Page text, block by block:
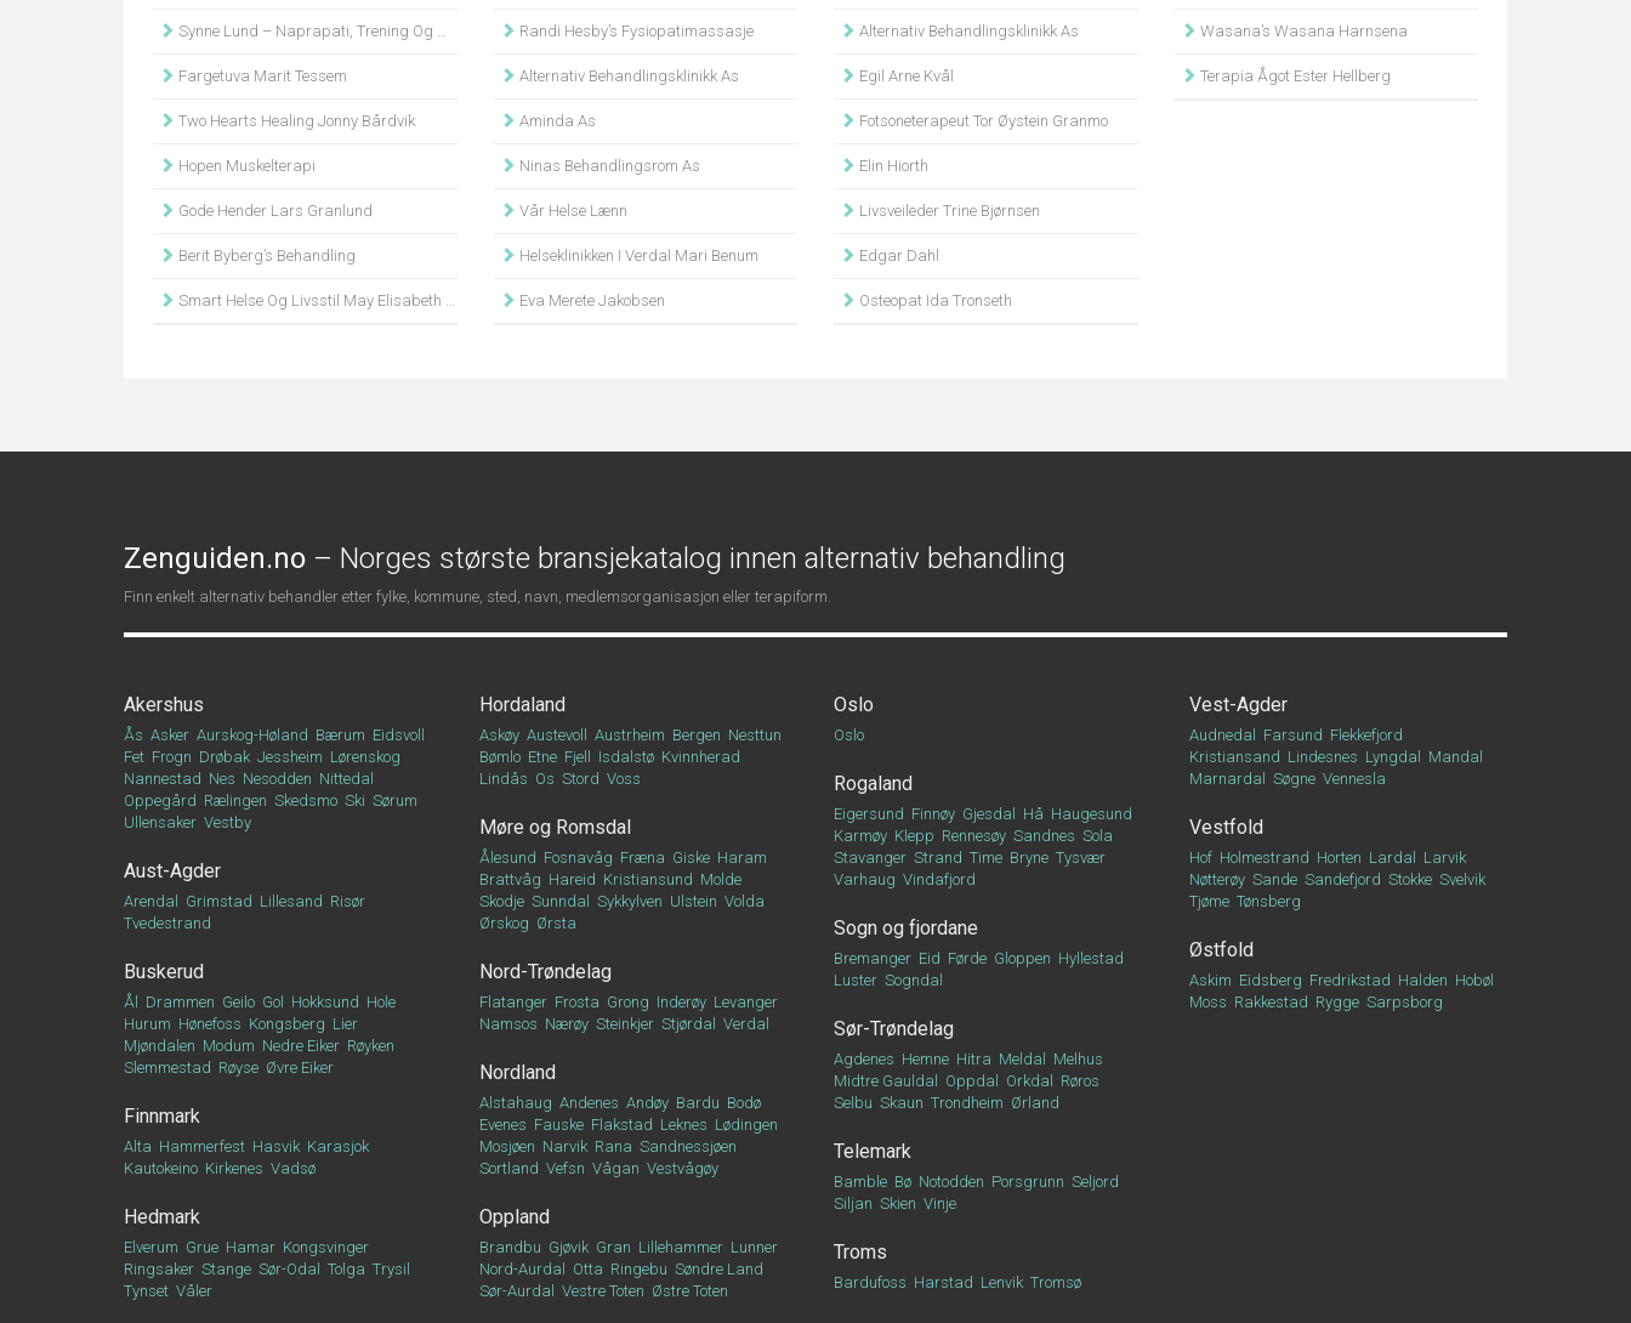
Synne Lund – Naprapati, Trening Og Helse
Fargetuva Marit Tessem
Two Hearts Healing Jonny Bårdvik
Hopen Muskelterapi
Gode Hender Lars Granlund
Berit Byberg’s Behandling
Smart Helse Og Livsstil May Elisabeth Hovik
Randi Hesby’s Fysiopatimassasje
Alternativ Behandlingsklinikk As
Aminda As
Ninas Behandlingsrom As
Vår Helse Lænn
Helseklinikken I Verdal Mari Benum
Eva Merete Jakobsen
Alternativ Behandlingsklinikk As
Egil Arne Kvål
Fotsoneterapeut Tor Øystein Granmo
Elin Hiorth
Livsveileder Trine Bjørnsen
Edgar Dahl
Osteopat Ida Tronseth
Wasana’s Wasana Harnsena
Terapia Ågot Ester Hellberg
Zenguiden.no – Norges største bransjekatalog innen alternativ behandling
Finn enkelt alternativ behandler etter fylke, kommune, sted, navn, medlemsorganisasjon eller terapiform.
Akershus
Ås Asker Aurskog-Høland Bærum Eidsvoll
Fet Frogn Drøbak Jessheim Lørenskog
Nannestad Nes Nesodden Nittedal
Oppegård Rælingen Skedsmo Ski Sørum
Ullensaker Vestby
Aust-Agder
Arendal Grimstad Lillesand Risør
Tvedestrand
Buskerud
Ål Drammen Geilo Gol Hokksund Hole
Hurum Hønefoss Kongsberg Lier
Mjøndalen Modum Nedre Eiker Røyken
Slemmestad Røyse Øvre Eiker
Finnmark
Alta Hammerfest Hasvik Karasjok
Kautokeino Kirkenes Vadsø
Hedmark
Elverum Grue Hamar Kongsvinger
Ringsaker Stange Sør-Odal Tolga Trysil
Tynset Våler
Hordaland
Askøy Austevoll Austrheim Bergen Nesttun
Bømlo Etne Fjell Isdalstø Kvinnherad
Lindås Os Stord Voss
Møre og Romsdal
Ålesund Fosnavåg Fræna Giske Haram
Brattvåg Hareid Kristiansund Molde
Skodje Sunndal Sykkylven Ulstein Volda
Ørskog Ørsta
Nord-Trøndelag
Flatanger Frosta Grong Inderøy Levanger
Namsos Nærøy Steinkjer Stjørdal Verdal
Nordland
Alstahaug Andenes Andøy Bardu Bodø
Evenes Fauske Flakstad Leknes Lødingen
Mosjøen Narvik Rana Sandnessjøen
Sortland Vefsn Vågan Vestvågøy
Oppland
Brandbu Gjøvik Gran Lillehammer Lunner
Nord-Aurdal
Otta Ringebu Søndre Land
Sør-Aurdal
Vestre Toten Østre Toten
Oslo
Oslo
Rogaland
Eigersund Finnøy Gjesdal Hå Haugesund
Karmøy Klepp Rennesøy Sandnes Sola
Stavanger Strand Time Bryne Tysvær
Varhaug Vindafjord
Sogn og fjordane
Bremanger Eid Førde Gloppen Hyllestad
Luster Sogndal
Sør-Trøndelag
Agdenes Hemne Hitra Meldal
Melhus
Midtre Gauldal
Oppdal Orkdal
Røros
Selbu Skaun Trondheim Ørland
Telemark
Bamble Bø Notodden Porsgrunn Seljord
Siljan Skien Vinje
Troms
Bardufoss Harstad Lenvik Tromsø
Vest-Agder
Audnedal Farsund Flekkefjord
Kristiansand Lindesnes Lyngdal
Mandal
Marnardal
Søgne Vennesla
Vestfold
Hof Holmestrand Horten Lardal
Larvik
Nøtterøy Sande Sandefjord Stokke Svelvik
Tjøme Tønsberg
Østfold
Askim Eidsberg Fredrikstad Halden Hobøl
Moss Rakkestad Rygge Sarpsborg